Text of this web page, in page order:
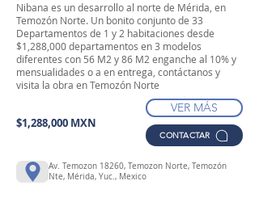
Nibana es un desarrollo al norte de Mérida, en
Temozón Norte. Un bonito conjunto de 33
Departamentos de 1 y 2 habitaciones desde
$1,288,000 departamentos en 3 modelos
diferentes con 56 M2 y 86 M2 enganche al 10% y
mensualidades o a en entrega, contáctanos y
visita la obra en Temozón Norte
$1,288,000 MXN
VER MÁS
CONTACTAR
Av. Temozon 18260, Temozon Norte, Temozón
Nte, Mérida, Yuc., Mexico